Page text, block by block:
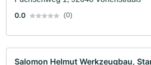
0.0
(0)
Salomon Helmut Werkzeugbau,